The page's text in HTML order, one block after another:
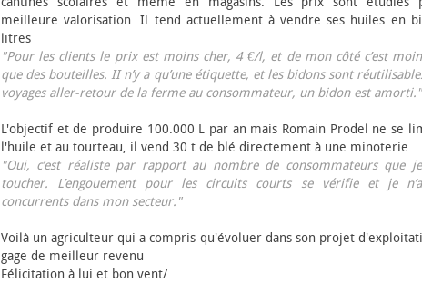
meilleure valorisation. Il tend actuellement à vendre ses huiles en
litres
"Pour les clients le prix est moins cher, 4 €/l, et de mon côté c’est
que des bouteilles. II n’y a qu’une étiquette, et les bidons sont
voyages aller-retour de la ferme au consommateur, un bidon est amorti."
L'objectif et de produire 100.000 L par an mais Romain Prodel ne se
l'huile et au tourteau, il vend 30 t de blé directement à une minoterie.
"Oui, c’est réaliste par rapport au nombre de consommateurs que
toucher. L’engouement pour les circuits courts se vérifie et je
concurrents dans mon secteur."
Voilà un agriculteur qui a compris qu'évoluer dans son projet
gage de meilleur revenu
Félicitation à lui et bon vent/